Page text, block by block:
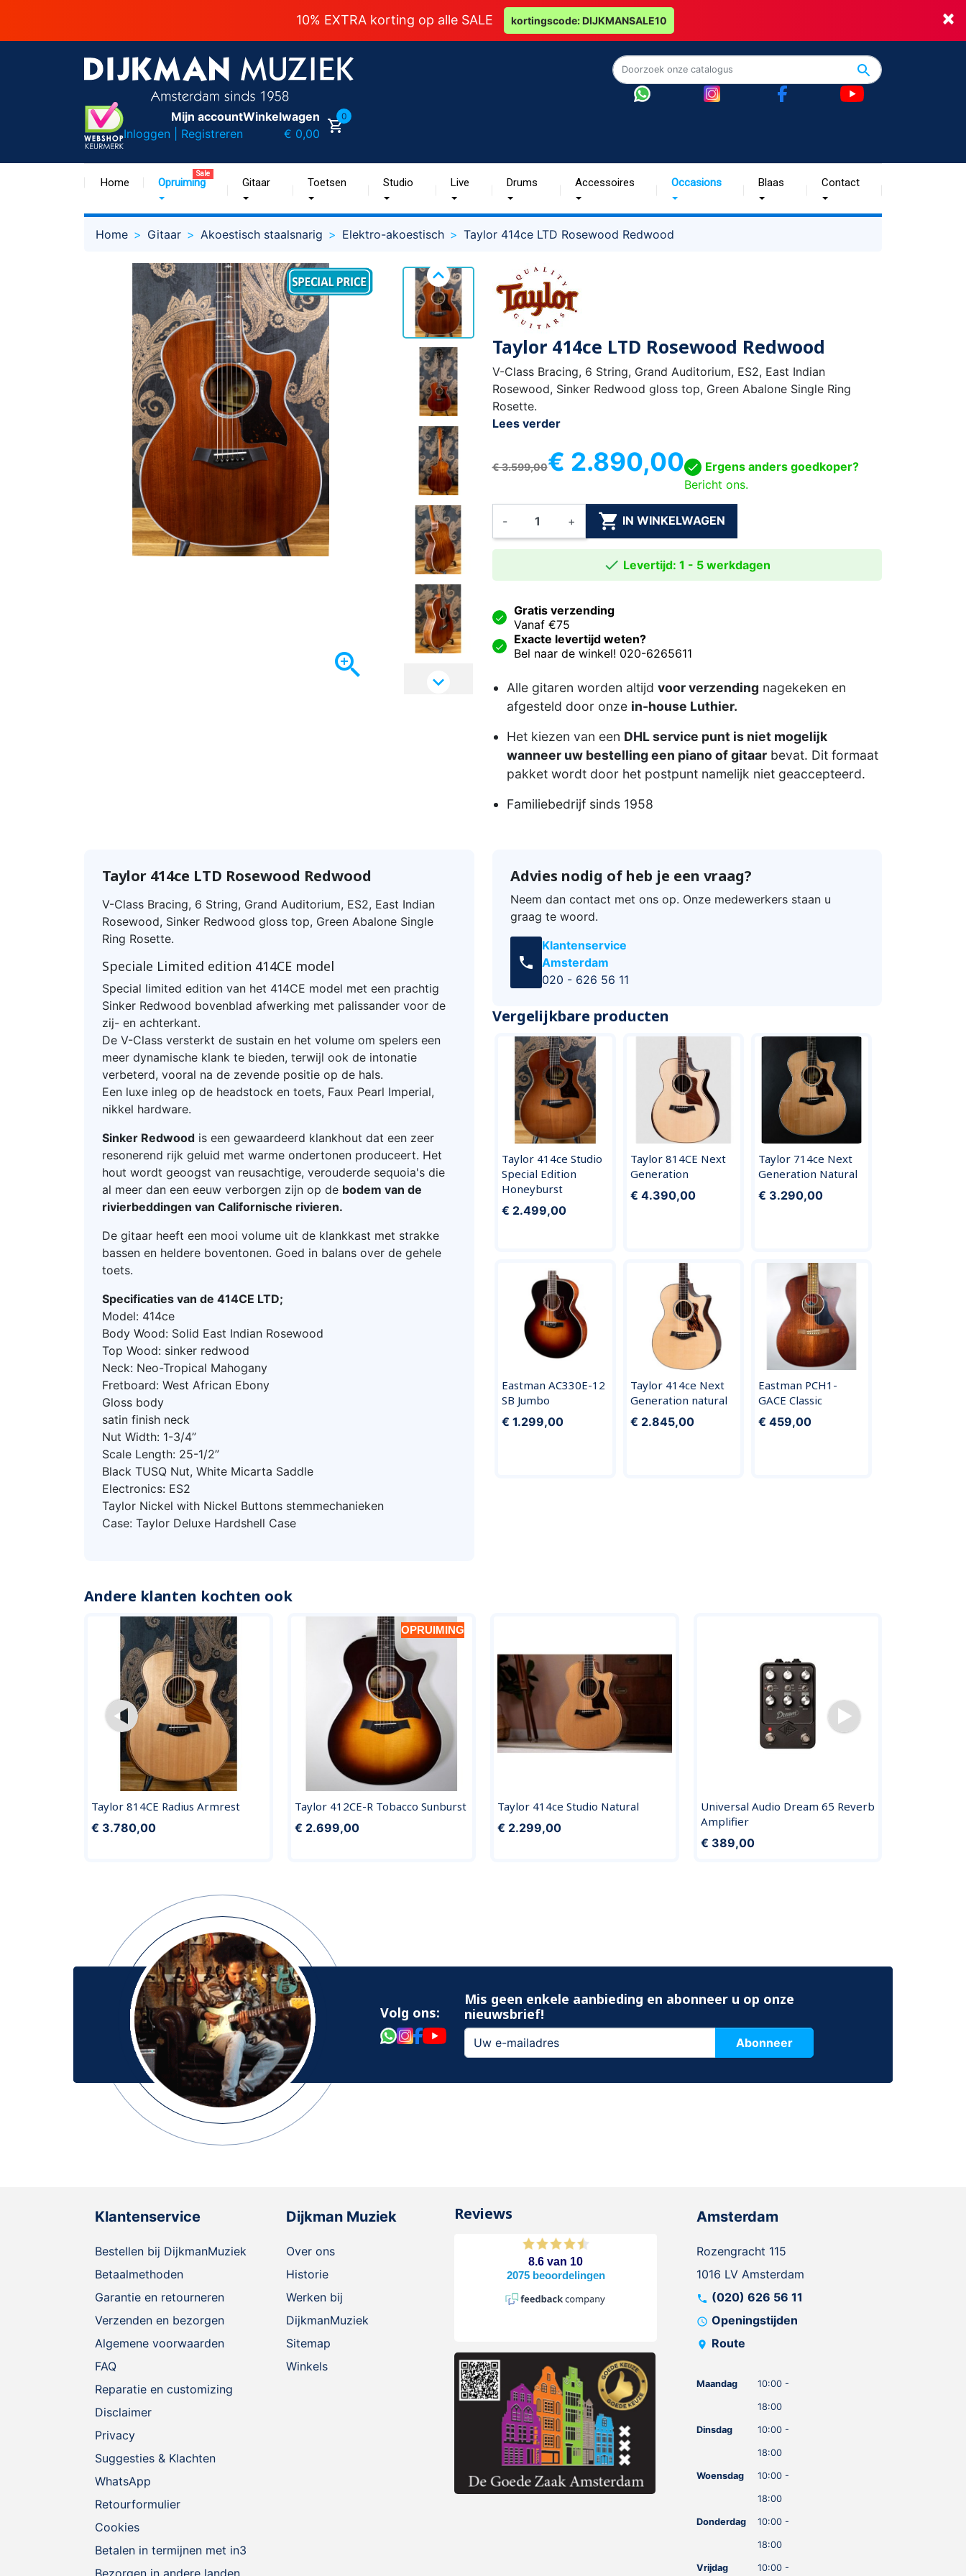
×
10% EXTRA korting op alle SALE kortingscode: DIJKMANSALE10
Mijn account
Inloggen | Registreren
Winkelwagen
€ 0,00
0
Home Opruiming
Sale
Gitaar Toetsen Studio Live Drums Accessoires Occasions Blaas Contact
Home Gitaar Akoestisch staalsnarig Elektro-akoestisch Taylor 414ce LTD Rosewood Redwood


Taylor 414ce LTD Rosewood Redwood
V-Class Bracing, 6 String, Grand Auditorium, ES2, East Indian
Rosewood, Sinker Redwood gloss top, Green Abalone Single Ring
Rosette.
Lees verder
€ 3.599,00€ 2.890,00
Ergens anders goedkoper?
Bericht ons.
- +  IN WINKELWAGEN
 Levertijd: 1 - 5 werkdagen
Gratis verzending
Vanaf €75
Exacte levertijd weten?
Bel naar de winkel! 020-6265611
Alle gitaren worden altijd voor verzending nagekeken en
afgesteld door onze in-house Luthier.
Het kiezen van een DHL service punt is niet mogelijk
wanneer uw bestelling een piano of gitaarbevat. Dit formaat
pakket wordt door het postpunt namelijk niet geaccepteerd.
Familiebedrijf sinds 1958
Taylor 414ce LTD Rosewood Redwood
V-Class Bracing, 6 String, Grand Auditorium, ES2, East Indian
Rosewood, Sinker Redwood gloss top, Green Abalone Single
Ring Rosette.
Speciale Limited edition 414CE model
Special limited edition van het 414CE model met een prachtig
Sinker Redwood bovenblad afwerking met palissander voor de
zij- en achterkant.
De V-Class versterkt de sustain en het volume om spelers een
meer dynamische klank te bieden, terwijl ook de intonatie
verbeterd, vooral na de zevende positie op de hals.
Een luxe inleg op de headstock en toets, Faux Pearl Imperial,
nikkel hardware.
Sinker Redwood is een gewaardeerd klankhout dat een zeer
resonerend rijk geluid met warme ondertonen produceert. Het
hout wordt geoogst van reusachtige, verouderde sequoia's die
al meer dan een eeuw verborgen zijn op de bodem van de
rivierbeddingen van Californische rivieren.
De gitaar heeft een mooi volume uit de klankkast met strakke
bassen en heldere boventonen. Goed in balans over de gehele
toets.
Specificaties van de 414CE LTD;
Model: 414ce
Body Wood: Solid East Indian Rosewood
Top Wood: sinker redwood
Neck: Neo-Tropical Mahogany
Fretboard: West African Ebony
Gloss body
satin finish neck
Nut Width: 1-3/4”
Scale Length: 25-1/2”
Black TUSQ Nut, White Micarta Saddle
Electronics: ES2
Taylor Nickel with Nickel Buttons stemmechanieken
Case: Taylor Deluxe Hardshell Case
Advies nodig of heb je een vraag?
Neem dan contact met ons op. Onze medewerkers staan u
graag te woord.
call
Klantenservice
Amsterdam
020 - 626 56 11
Vergelijkbare producten
Taylor 414ce Studio
Special Edition
Honeyburst
€ 2.499,00
Taylor 814CE Next
Generation
€ 4.390,00
Taylor 714ce Next
Generation Natural
€ 3.290,00
Eastman AC330E-12
SB Jumbo
€ 1.299,00
Taylor 414ce Next
Generation natural
€ 2.845,00
Eastman PCH1-
GACE Classic
€ 459,00
Andere klanten kochten ook
Taylor 814CE Radius Armrest
€ 3.780,00
OPRUIMING
Taylor 412CE-R Tobacco Sunburst
€ 2.699,00
Taylor 414ce Studio Natural
€ 2.299,00
Universal Audio Dream 65 Reverb
Amplifier
€ 389,00
Volg ons:
Mis geen enkele aanbieding en abonneer u op onze
nieuwsbrief!
Abonneer
Klantenservice
Bestellen bij DijkmanMuziek
Betaalmethoden
Garantie en retourneren
Verzenden en bezorgen
Algemene voorwaarden
FAQ
Reparatie en customizing
Disclaimer
Privacy
Suggesties & Klachten
WhatsApp
Retourformulier
Cookies
Betalen in termijnen met in3
Bezorgen in andere landen
Dijkman Muziek
Over ons
Historie
Werken bij
DijkmanMuziek
Sitemap
Winkels
Reviews Amsterdam
Rozengracht 115
1016 LV Amsterdam
call (020) 626 56 11
schedule Openingstijden
location_on Route
Maandag 10:00 -
18:00
Dinsdag 10:00 -
18:00
Woensdag 10:00 -
18:00
Donderdag 10:00 -
18:00
Vrijdag 10:00 -